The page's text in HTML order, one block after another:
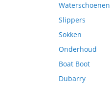
Waterschoenen
Slippers
Sokken
Onderhoud
Boat Boot
Dubarry